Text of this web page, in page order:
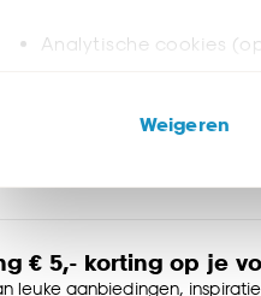
Analytische cookies
ook buiten de
Klik op ‘Ja, alles
Weigeren
€ 5,- korting op je
leuke aanbiedingen,